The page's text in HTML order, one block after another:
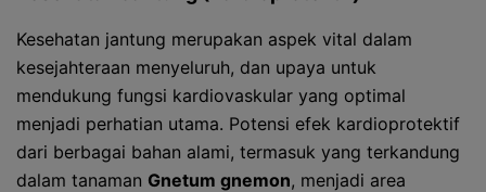
Kesehatan jantung merupakan aspek vital dalam
kesejahteraan menyeluruh, dan upaya untuk
mendukung fungsi kardiovaskular yang optimal
menjadi perhatian utama. Potensi efek kardioprotektif
dari berbagai bahan alami, termasuk yang terkandung
dalam tanaman Gnetum gnemon, menjadi area